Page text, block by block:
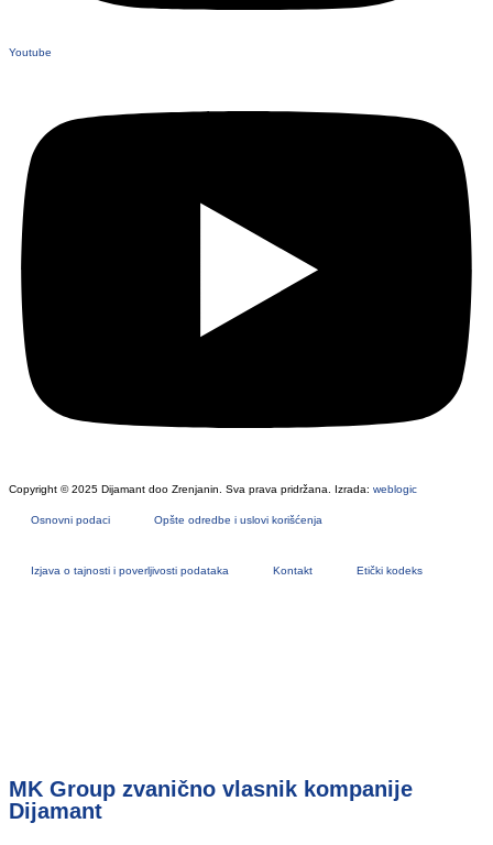
Youtube
Copyright © 2025 Dijamant doo Zrenjanin. Sva prava pridržana. Izrada: weblogic
Osnovni podaci Opšte odredbe i uslovi korišćenja
Izjava o tajnosti i poverljivosti podataka Kontakt Etički kodeks
MK Group zvanično vlasnik kompanije
Dijamant